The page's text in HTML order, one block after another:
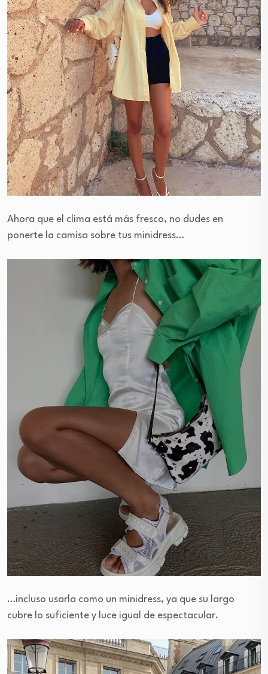
Ahora que el clima está más fresco, no dudes en
ponerte la camisa sobre tus minidress…
…incluso usarla como un minidress, ya que su largo
cubre lo suficiente y luce igual de espectacular.